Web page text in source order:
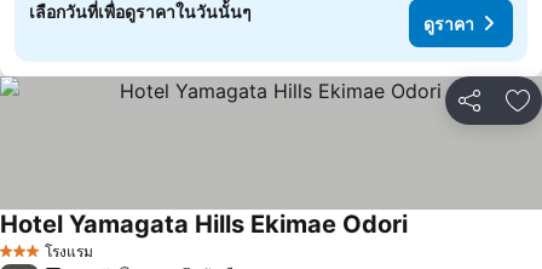
เลือกวันที่เพื่อดูราคาในวันนั้นๆ
ดูราคา
แชร์ เ
3 ดาว โรงแรม
Hotel Yamagata Hills Ekimae Odoriดูราคา